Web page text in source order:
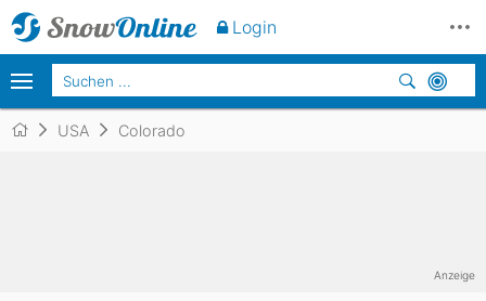
USA Colorado
Anzeige
Login